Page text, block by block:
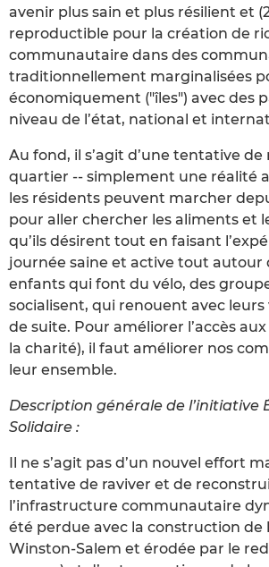
avenir plus sain et plus résilient et
reproductible pour la création de
communautaire dans des
traditionnellement marginalisées
économiquement ("îles") avec des
niveau de l’état, national et
Au fond, il s’agit d’une tentative
quartier -- simplement une réalité
les résidents peuvent marcher
pour aller chercher les aliments et
qu’ils désirent tout en faisant
journée saine et active tout autour
enfants qui font du vélo, des
socialisent, qui renouent avec leurs
de suite. Pour améliorer l’accès
la charité), il faut améliorer nos
leur ensemble.
Description générale de l’initiative
Solidaire :
Il ne s’agit pas d’un nouvel effort
tentative de raviver et de
l’infrastructure communautaire
été perdue avec la construction de
Winston-Salem et érodée par le